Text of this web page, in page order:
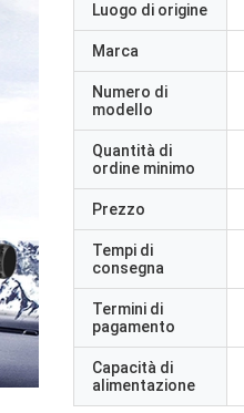
Luogo di origine
Marca
Numero di
modello
Quantità di
ordine minimo
Prezzo
Tempi di
consegna
Termini di
pagamento
Capacità di
alimentazione